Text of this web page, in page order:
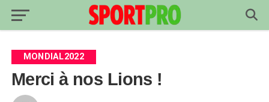
MONDIAL2022
Merci à nos Lions !